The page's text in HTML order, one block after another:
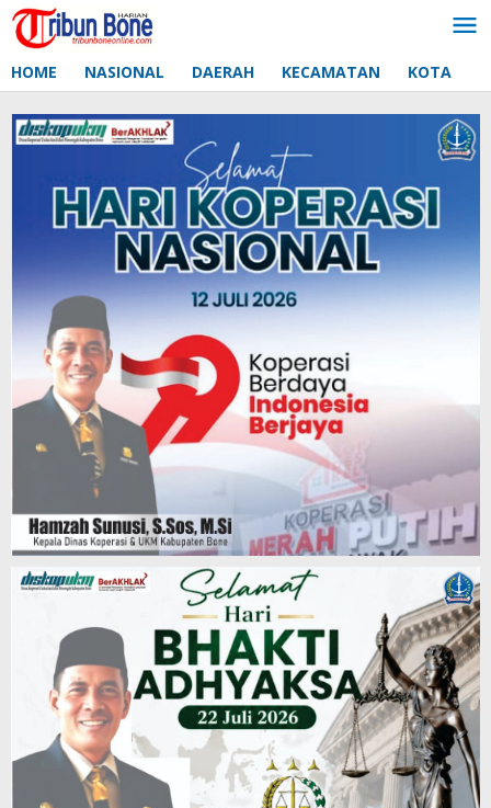
Lewati
ke
HOME NASIONAL DAERAH KECAMATAN KOTA